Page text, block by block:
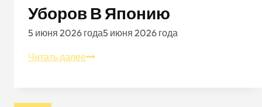
Уборов В Японию
5 июня 2026 года5 июня 2026 года
Читать далееВажные